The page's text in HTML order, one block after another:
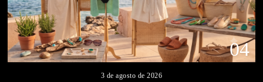
04
3 de agosto de 2026